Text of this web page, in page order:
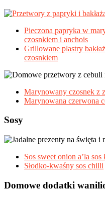
Pieczona papryka w
czosnkiem i anchois
Grillowane plastry
czosnkiem
Marynowany czosnek z
Marynowana czerwona
Sosy
Sos sweet onion a’la
Słodko-kwaśny sos chilli
Domowe dodatki